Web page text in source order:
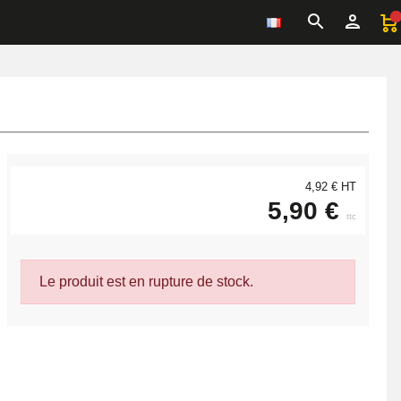
4,92 € HT
5,90 € ttc
Le produit est en rupture de stock.